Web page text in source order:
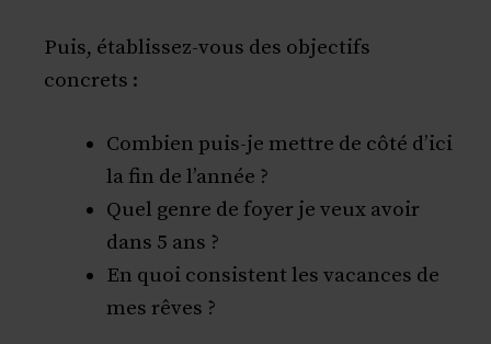
Puis, établissez-vous des objectifs
concrets :
Combien puis-je mettre de côté d’ici
la fin de l’année ?
Quel genre de foyer je veux avoir
dans 5 ans ?
En quoi consistent les vacances de
mes rêves ?